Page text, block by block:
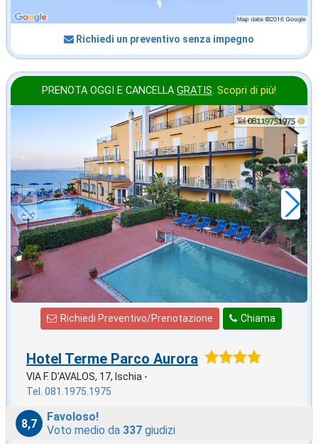
Richiedi un preventivo senza impegno
PRENOTA OGGI E CANCELLA GRATIS. Scopri di più!
€75,00
a notte
Chiama
Richiedi Preventivo/Prenotazione
Hotel Terme Parco Aurora
VIA F. D'AVALOS, 17, Ischia -
Tel. 081.1975.1975
8,7
Favoloso!
Voto medio da 337 giudizi